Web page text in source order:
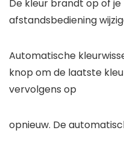
De kleur brandt op of
afstandsbediening
Automatische
knop om de laatste
vervolgens op
opnieuw. De